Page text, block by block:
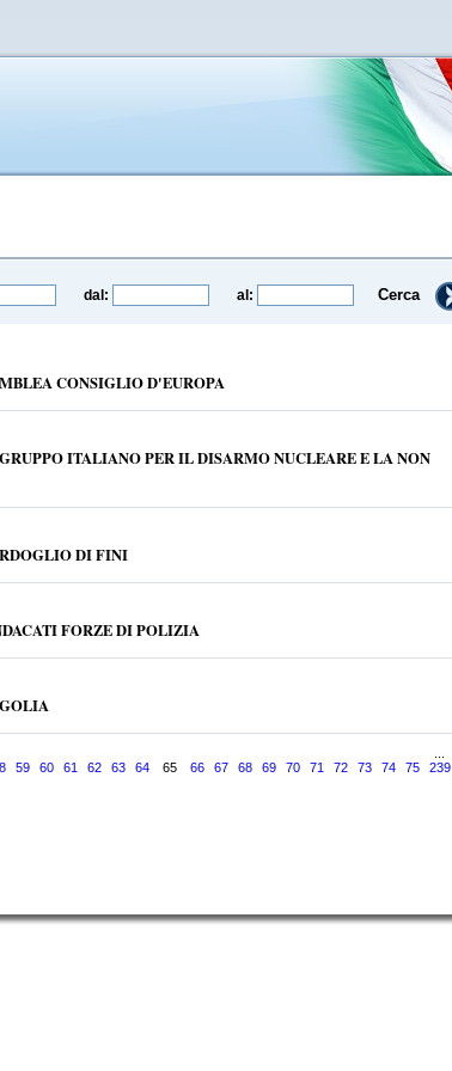
dal: al: Cerca
CONSIGLIO D'EUROPA
ITALIANO PER IL DISARMO NUCLEARE E LA NON
DI FINI
FORZE DI POLIZIA
59 60 61 62 63 64 65 66 67 68 69 70 71 72 73 74 75
239